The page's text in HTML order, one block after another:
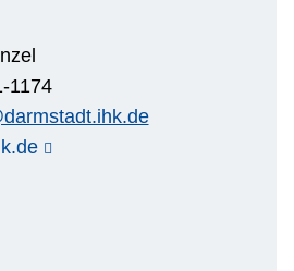
1174